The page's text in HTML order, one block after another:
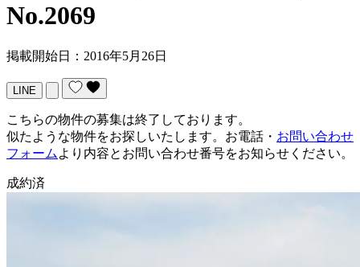
No.2069
掲載開始日：2016年5月26日
LINE
こちらの物件の募集は終了しております。
似たような物件をお探しいたします。お電話・ お問い合わせ
フォーム より内容とお問い合わせ番号をお知らせください。
成約済